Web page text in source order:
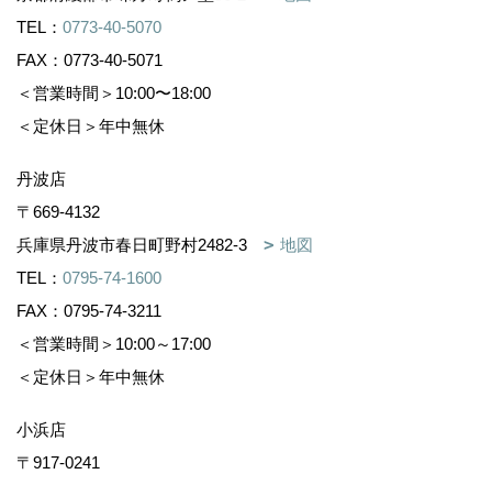
TEL： 0773-40-5070
FAX：0773-40-5071
＜営業時間＞10:00〜18:00
＜定休日＞年中無休
丹波店
〒669-4132
兵庫県丹波市春日町野村2482-3
地図
TEL： 0795-74-1600
FAX：0795-74-3211
＜営業時間＞10:00～17:00
＜定休日＞年中無休
小浜店
〒917-0241